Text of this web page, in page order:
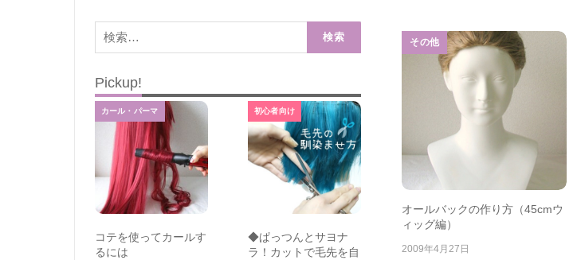
その他
オールバックの作り方（45cmウ
ィッグ編）
2009年4月27日
索:
Pickup!
カール・パーマ
コテを使ってカールす
るには
初心者向け
◆ぱっつんとサヨナ
ラ！カットで毛先を自